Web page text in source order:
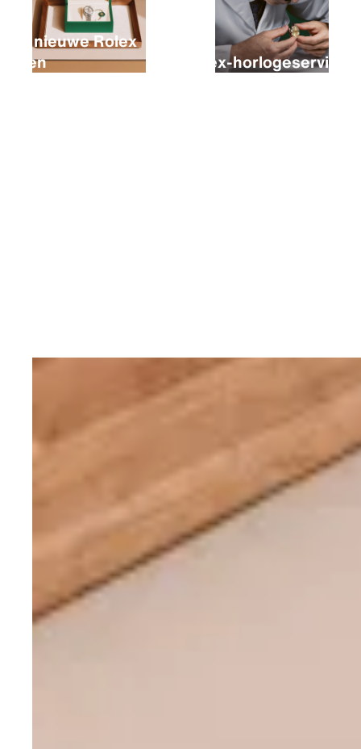
Een nieuwe Rolex
kopen
Rolex-horlogeservice